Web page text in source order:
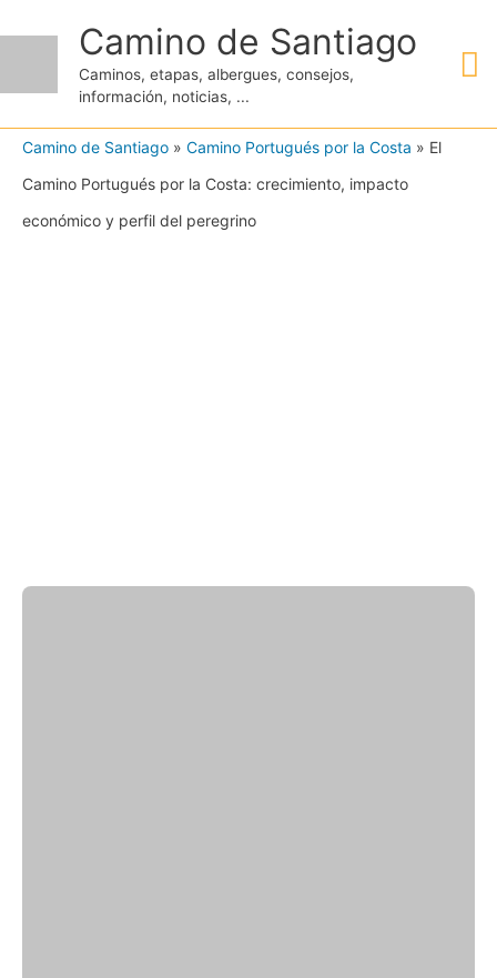
contenido
Camino de Santiago
Caminos, etapas, albergues, consejos,
información, noticias, ...
Camino de Santiago » Camino Portugués por la Costa » El
Camino Portugués por la Costa: crecimiento, impacto
económico y perfil del peregrino